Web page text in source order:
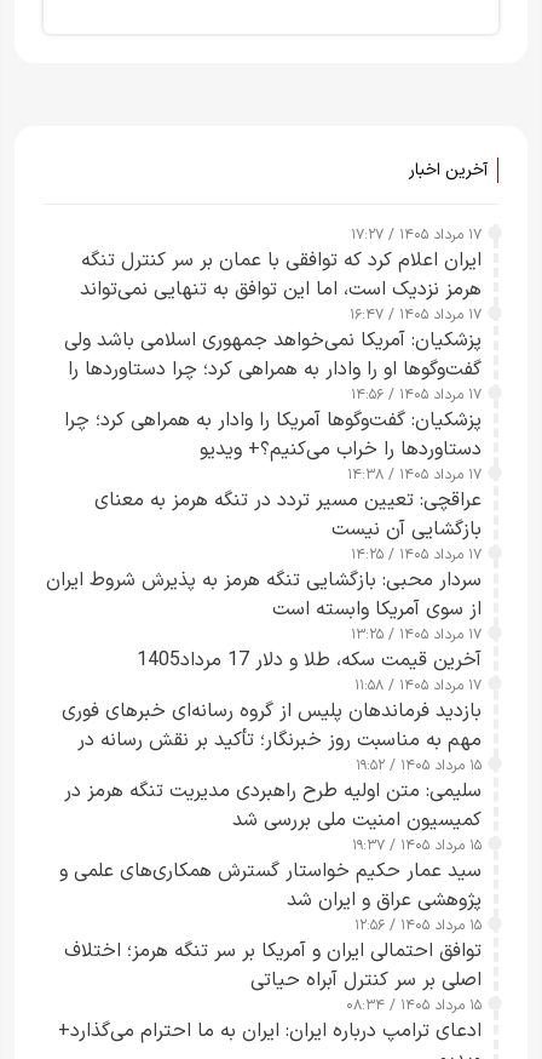
آخرین اخبار
۱۷ مرداد ۱۴۰۵ / ۱۷:۲۷
ایران اعلام کرد که توافقی با عمان بر سر کنترل تنگه
هرمز نزدیک است، اما این توافق به تنهایی نمی‌تواند
آبراه را آزاد کند
۱۷ مرداد ۱۴۰۵ / ۱۶:۴۷
پزشکیان: آمریکا نمی‌خواهد جمهوری اسلامی باشد ولی
گفت‌وگوها او را وادار به همراهی کرد؛ چرا دستاوردها را
خراب می‌کنیم+ ویدیو
۱۷ مرداد ۱۴۰۵ / ۱۴:۵۶
پزشکیان: گفت‌وگوها آمریکا را وادار به همراهی کرد؛ چرا
دستاوردها را خراب می‌کنیم؟+ ویدیو
۱۷ مرداد ۱۴۰۵ / ۱۴:۳۸
عراقچی: تعیین مسیر تردد در تنگه هرمز به معنای
بازگشایی آن نیست
۱۷ مرداد ۱۴۰۵ / ۱۴:۲۵
سردار محبی: بازگشایی تنگه هرمز به پذیرش شروط ایران
از سوی آمریکا وابسته است
۱۷ مرداد ۱۴۰۵ / ۱۳:۲۵
آخرین قیمت سکه، طلا و دلار 17 مرداد1405
۱۷ مرداد ۱۴۰۵ / ۱۱:۵۸
بازدید فرماندهان پلیس از گروه رسانه‌ای خبرهای فوری
مهم به مناسبت روز خبرنگار؛ تأکید بر نقش رسانه در
تقویت امنیت و اعتماد عمومی
۱۵ مرداد ۱۴۰۵ / ۱۹:۵۲
سلیمی: متن اولیه طرح راهبردی مدیریت تنگه هرمز در
کمیسیون امنیت ملی بررسی شد
۱۵ مرداد ۱۴۰۵ / ۱۹:۳۷
سید عمار حکیم خواستار گسترش همکاری‌های علمی و
پژوهشی عراق و ایران شد
۱۵ مرداد ۱۴۰۵ / ۱۲:۵۶
توافق احتمالی ایران و آمریکا بر سر تنگه هرمز؛ اختلاف
اصلی بر سر کنترل آبراه حیاتی
۱۵ مرداد ۱۴۰۵ / ۰۸:۳۴
ادعای ترامپ درباره ایران: ایران به ما احترام می‌گذارد+